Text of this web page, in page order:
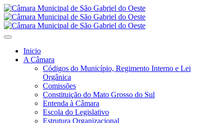
Inicio
A Câmara
Códigos do Município, Regimento Interno e Lei
Orgânica
Comissões
Constituição do Mato Grosso do Sul
Entenda à Câmara
Escola do Legislativo
Estrutura Organizacional